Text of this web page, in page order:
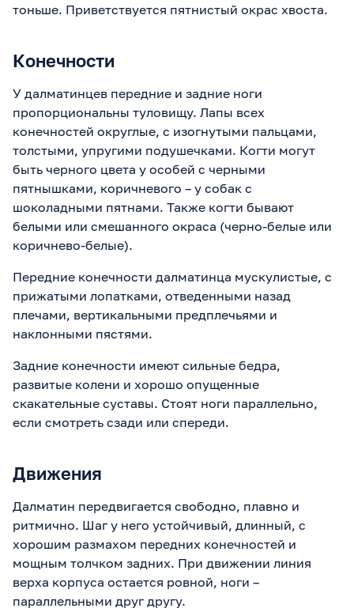
тоньше. Приветствуется пятнистый окрас хвоста.
Конечности
У далматинцев передние и задние ноги
пропорциональны туловищу. Лапы всех
конечностей округлые, с изогнутыми пальцами,
толстыми, упругими подушечками. Когти могут
быть черного цвета у особей с черными
пятнышками, коричневого – у собак с
шоколадными пятнами. Также когти бывают
белыми или смешанного окраса (черно-белые или
коричнево-белые).
Передние конечности далматинца мускулистые, с
прижатыми лопатками, отведенными назад
плечами, вертикальными предплечьями и
наклонными пястями.
Задние конечности имеют сильные бедра,
развитые колени и хорошо опущенные
скакательные суставы. Стоят ноги параллельно,
если смотреть сзади или спереди.
Движения
Далматин передвигается свободно, плавно и
ритмично. Шаг у него устойчивый, длинный, с
хорошим размахом передних конечностей и
мощным толчком задних. При движении линия
верха корпуса остается ровной, ноги –
параллельными друг другу.